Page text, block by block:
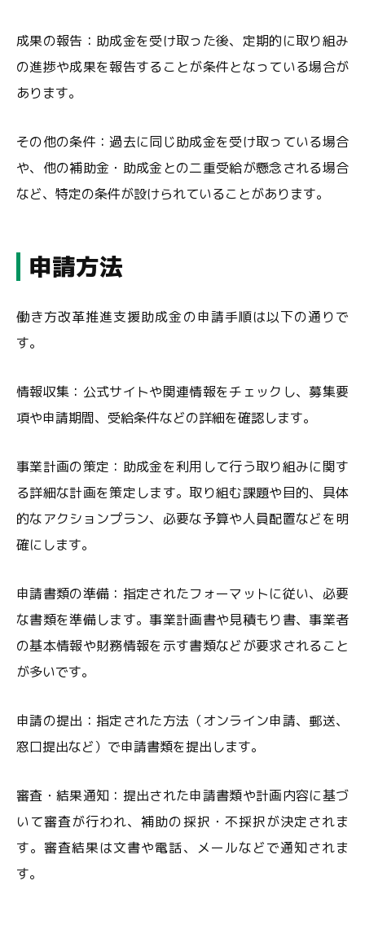
成果の報告：助成金を受け取った後、定期的に取り組み
の進捗や成果を報告することが条件となっている場合が
あります。
その他の条件：過去に同じ助成金を受け取っている場合
や、他の補助金・助成金との二重受給が懸念される場合
など、特定の条件が設けられていることがあります。
申請方法
働き方改革推進支援助成金の申請手順は以下の通りで
す。
情報収集：公式サイトや関連情報をチェックし、募集要
項や申請期間、受給条件などの詳細を確認します。
事業計画の策定：助成金を利用して行う取り組みに関す
る詳細な計画を策定します。取り組む課題や目的、具体
的なアクションプラン、必要な予算や人員配置などを明
確にします。
申請書類の準備：指定されたフォーマットに従い、必要
な書類を準備します。事業計画書や見積もり書、事業者
の基本情報や財務情報を示す書類などが要求されること
が多いです。
申請の提出：指定された方法（オンライン申請、郵送、
窓口提出など）で申請書類を提出します。
審査・結果通知：提出された申請書類や計画内容に基づ
いて審査が行われ、補助の採択・不採択が決定されま
す。審査結果は文書や電話、メールなどで通知されま
す。